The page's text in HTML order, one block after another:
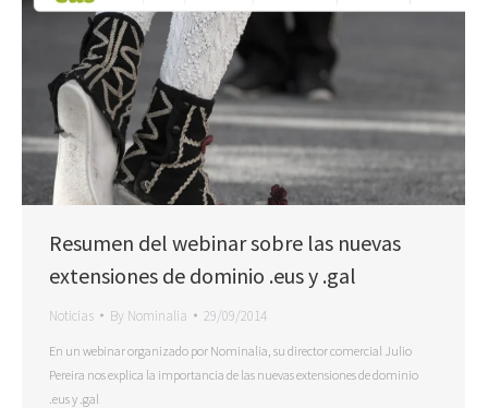
Resumen del webinar sobre las nuevas
extensiones de dominio .eus y .gal
Noticias By Nominalia 29/09/2014
En un webinar organizado por Nominalia, su director comercial Julio
Pereira nos explica la importancia de las nuevas extensiones de dominio
.eus y .gal